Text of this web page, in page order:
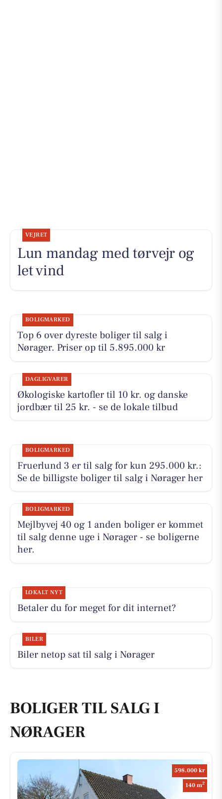
VEJRET
Lun mandag med tørvejr og
let vind
BOLIGMARKED
Top 6 over dyreste boliger til salg i
Nørager. Priser op til 5.895.000 kr
DAGLIGVARER
Økologiske kartofler til 10 kr. og danske
jordbær til 25 kr. - se de lokale tilbud
BOLIGMARKED
Fruerlund 3 er til salg for kun 295.000 kr.:
Se de billigste boliger til salg i Nørager her
BOLIGMARKED
Mejlbyvej 40 og 1 anden boliger er kommet
til salg denne uge i Nørager - se boligerne
her.
LOKALT NYT
Betaler du for meget for dit internet?
BILER
Biler netop sat til salg i Nørager
BOLIGER TIL SALG I
NØRAGER
598.000 kr
140 m2